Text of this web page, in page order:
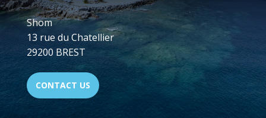
Shom
13 rue du Chatellier
29200 BREST
CONTACT US